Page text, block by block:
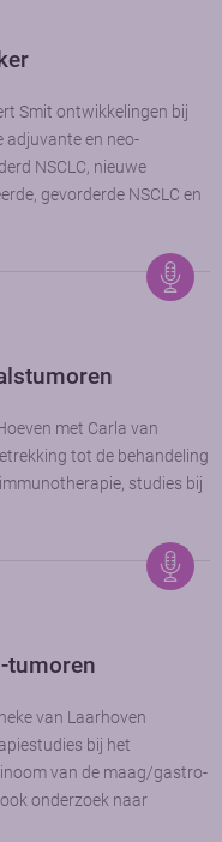
Smit ontwikkelingen bij
adjuvante en neo-
NSCLC, nieuwe
gevorderde NSCLC en
met Carla van
tot de behandeling
studies bij
tumoren
van Laarhoven
bij het
van de maag/gastro-
onderzoek naar